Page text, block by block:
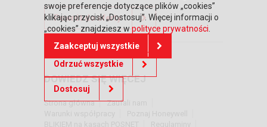
Powrót do oferty
DOWIEDZ SIĘ WIĘCEJ
Strona główna
Zaufali nam
swoje preferencje dotyczące plików „cookies”
klikając przycisk „Dostosuj”. Więcej informacji o
„cookies” znajdziesz w polityce prywatności
Zaakceptuj wszystkie
Odrzuć wszystkie
Dostosuj